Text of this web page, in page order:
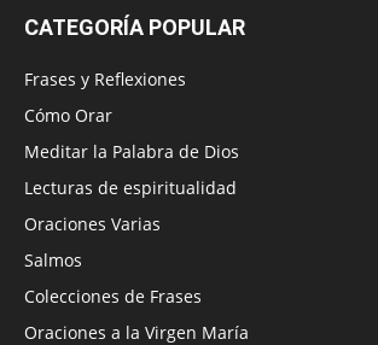
CATEGORÍA POPULAR
Frases y Reflexiones
Cómo Orar
Meditar la Palabra de Dios
Lecturas de espiritualidad
Oraciones Varias
Salmos
Colecciones de Frases
Oraciones a la Virgen María